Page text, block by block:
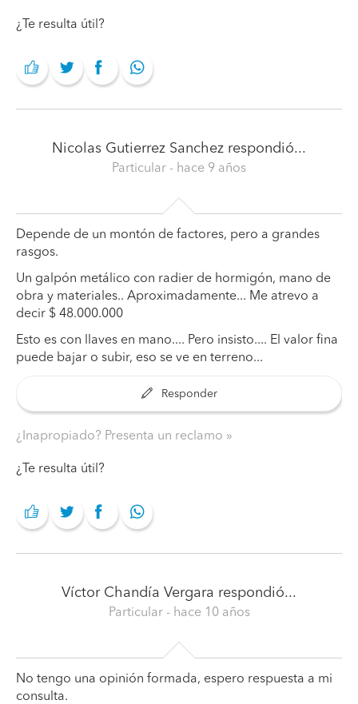
¿Te resulta útil?
Nicolas Gutierrez Sanchez respondió...
Particular - hace 9 años
Depende de un montón de factores, pero a grandes
rasgos.
Un galpón metálico con radier de hormigón, mano de
obra y materiales.. Aproximadamente... Me atrevo a
decir $ 48.000.000
Esto es con llaves en mano.... Pero insisto.... El valor fina
puede bajar o subir, eso se ve en terreno...
Responder
¿Inapropiado? Presenta un reclamo
¿Te resulta útil?
Víctor Chandía Vergara respondió...
Particular - hace 10 años
No tengo una opinión formada, espero respuesta a mi
consulta.